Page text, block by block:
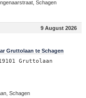
Schagen
9 August 2026
Gruttolaan te Schagen
Gruttolaan
Schagen